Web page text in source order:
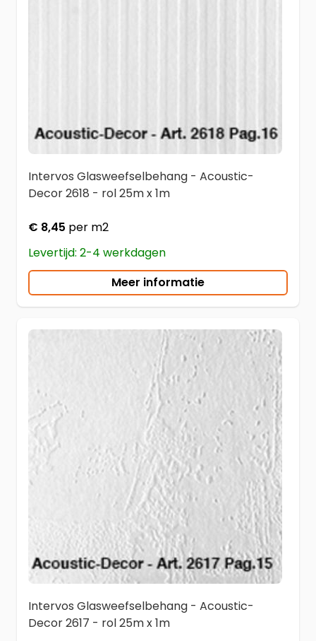
Intervos Glasweefselbehang - Acoustic-
Decor 2618 - rol 25m x 1m
€ 8,45 per m2
Levertijd: 2-4 werkdagen
Meer informatie
Intervos Glasweefselbehang - Acoustic-
Decor 2617 - rol 25m x 1m